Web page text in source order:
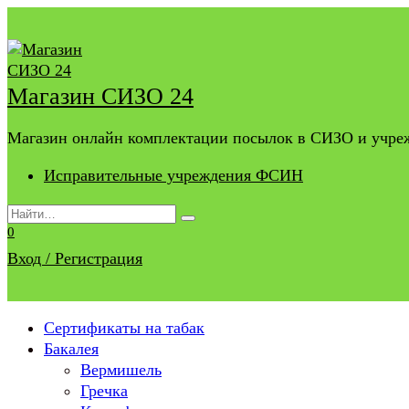
к
содержанию
Магазин СИЗО 24
Магазин онлайн комплектации посылок в СИЗО и
Исправительные учреждения ФСИН
Search
for:
0
Вход / Регистрация
Сертификаты на табак
Бакалея
Вермишель
Гречка